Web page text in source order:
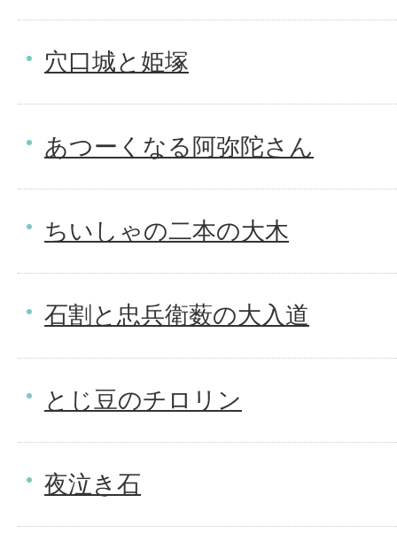
穴口城と姫塚
あつーくなる阿弥陀さん
ちいしゃの二本の大木
石割と忠兵衛薮の大入道
とじ豆のチロリン
夜泣き石